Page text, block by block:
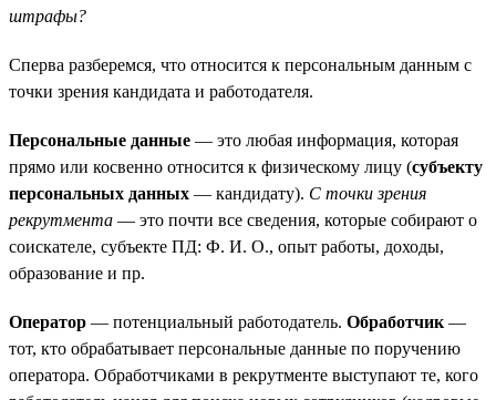
штрафы?
Сперва разберемся, что относится к персональным данным с
точки зрения кандидата и работодателя.
Персональные данные — это любая информация, которая
прямо или косвенно относится к физическому лицу (субъекту
персональных данных — кандидату). С точки зрения
рекрутмента — это почти все сведения, которые собирают о
соискателе, субъекте ПД: Ф. И. О., опыт работы, доходы,
образование и пр.
Оператор — потенциальный работодатель. Обработчик —
тот, кто обрабатывает персональные данные по поручению
оператора. Обработчиками в рекрутменте выступают те, кого